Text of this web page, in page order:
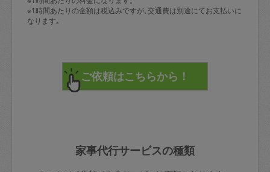
※1時間あたりの金額は税込みですが､交通費は別途にてお支払いに
なります｡
家事代行サービスの種類